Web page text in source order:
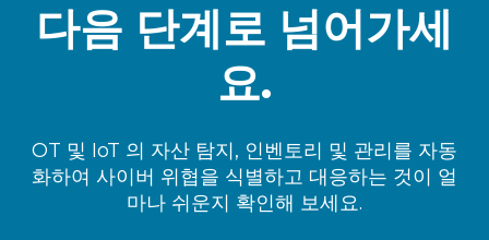
다음 단계로 넘어가세
요.
OT 및 IoT 의 자산 탐지, 인벤토리 및 관리를 자동
화하여 사이버 위협을 식별하고 대응하는 것이 얼
마나 쉬운지 확인해 보세요.